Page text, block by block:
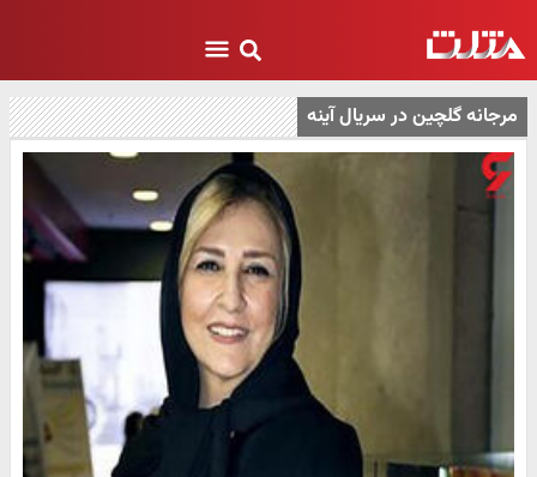
مرجانه گلچین در سریال آینه